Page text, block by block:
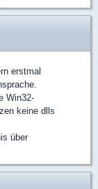
erstmal
Win32-
keine dlls
über